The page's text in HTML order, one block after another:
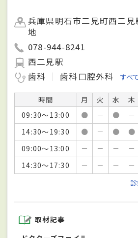
兵庫県明石市二見町西二
地
078-944-8241
西二見駅
歯科
歯科口腔外科 すべ
時間 月 火 水 木
09:30～13:00
● － ● －
14:30～19:30
● － ● ●
09:00～13:00
－ － － －
14:30～17:30
－ － － －
取材記事